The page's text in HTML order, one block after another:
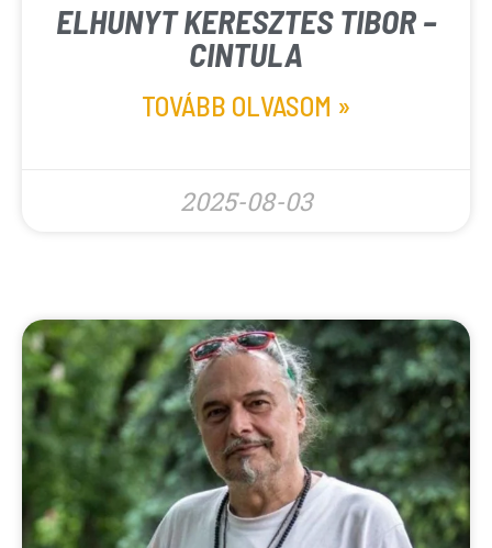
ELHUNYT KERESZTES TIBOR –
CINTULA
TOVÁBB OLVASOM »
2025-08-03